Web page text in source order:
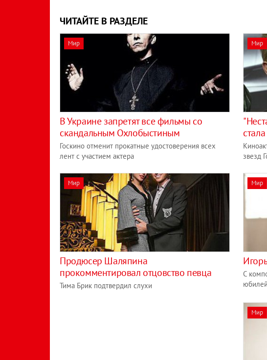
ЧИТАЙТЕ В РАЗДЕЛЕ
Мир
В Украине запретят все фильмы со
скандальным Охлобыстиным
Госкино отменит прокатные удостоверения всех
лент с участием актера
Мир
звезд
Мир
Продюсер Шаляпина
прокомментировал отцовство певца
Тима Брик подтвердил слухи
Мир
С
Мир